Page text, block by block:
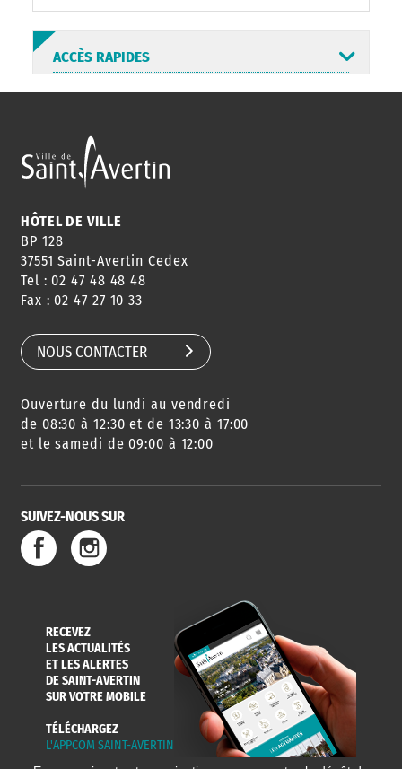
ACCÈS RAPIDES
ANNUAIRE
HORAIRES
CONSEILS
DE QUARTIER
AGENDA
DES SORTIES
URBANISME
SERVICE
DE L'EAU
HÔTEL DE VILLE
BP 128
37551 Saint-Avertin Cedex
Tel : 02 47 48 48 48
Fax : 02 47 27 10 33
NOUS CONTACTER
Ouverture du lundi au vendredi
de 08:30 à 12:30 et de 13:30 à 17:00
et le samedi de 09:00 à 12:00
SUIVEZ-NOUS SUR
RECEVEZ
LES ACTUALITÉS
ET LES ALERTES
DE SAINT-AVERTIN
SUR VOTRE MOBILE
TÉLÉCHARGEZ
L'APPCOM SAINT-AVERTIN